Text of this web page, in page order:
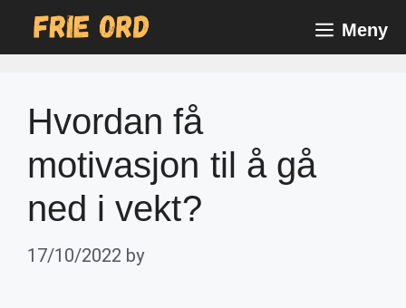
Meny
Hvordan få
motivasjon til å gå
ned i vekt?
17/10/2022 by